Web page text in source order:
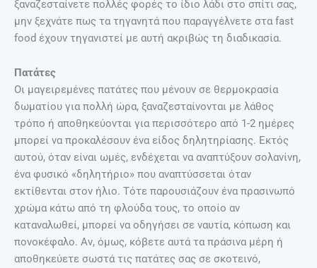
ξαναζεσταίνετε πολλές φορές το ίδιο λάδι στο σπίτι σας,
μην ξεχνάτε πως τα τηγανητά που παραγγέλνετε στα fast
food έχουν τηγανιστεί με αυτή ακριβώς τη διαδικασία.
Πατάτες
Οι μαγειρεμένες πατάτες που μένουν σε θερμοκρασία
δωματίου για πολλή ώρα, ξαναζεσταίνονται με λάθος
τρόπο ή αποθηκεύονται για περισσότερο από 1-2 ημέρες
μπορεί να προκαλέσουν ένα είδος δηλητηρίασης. Εκτός
αυτού, όταν είναι ωμές, ενδέχεται να αναπτύξουν σολανίνη,
ένα φυσικό «δηλητήριο» που αναπτύσσεται όταν
εκτίθενται στον ήλιο. Τότε παρουσιάζουν ένα πρασινωπό
χρώμα κάτω από τη φλούδα τους, το οποίο αν
καταναλωθεί, μπορεί να οδηγήσει σε ναυτία, κόπωση και
πονοκέφαλο. Αν, όμως, κόβετε αυτά τα πράσινα μέρη ή
αποθηκεύετε σωστά τις πατάτες σας σε σκοτεινό,